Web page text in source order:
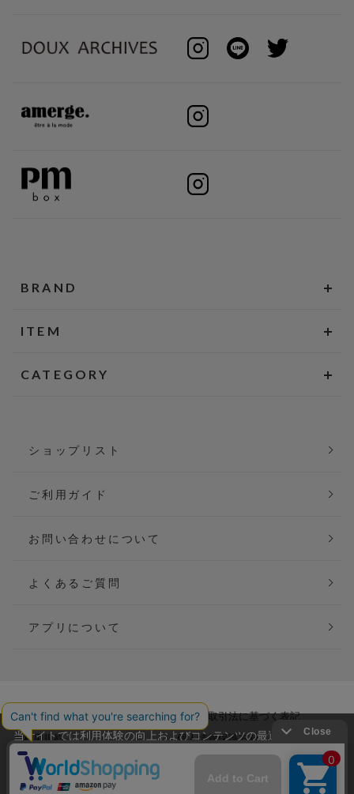
BRAND
ITEM
CATEGORY
ショップリスト
ご利用ガイド
お問い合わせについて
よくあるご質問
アプリについて
会社概要
特定商取引法に基づく表記
ご利用規約
個人情報保護方針
Copyright(C) P&M co.,ltd All Rights Reserved.
当サイトでは利用体験の向上およびコンテンツの最適な提供、ト
ラフィックの分析を目的としてCookieを使用しています。
サイトの閲覧を継続された場合、Cookieの利用に同意したことも
のといたします。